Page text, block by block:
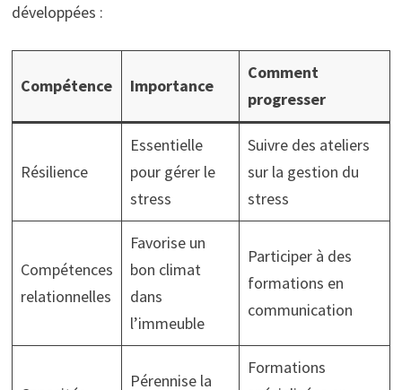
développées :
Compétence Importance
Comment
progresser
Résilience
Essentielle
pour gérer le
stress
Suivre des ateliers
sur la gestion du
stress
Compétences
relationnelles
Favorise un
bon climat
dans
l’immeuble
Participer à des
formations en
communication
Pérennise la
Formations